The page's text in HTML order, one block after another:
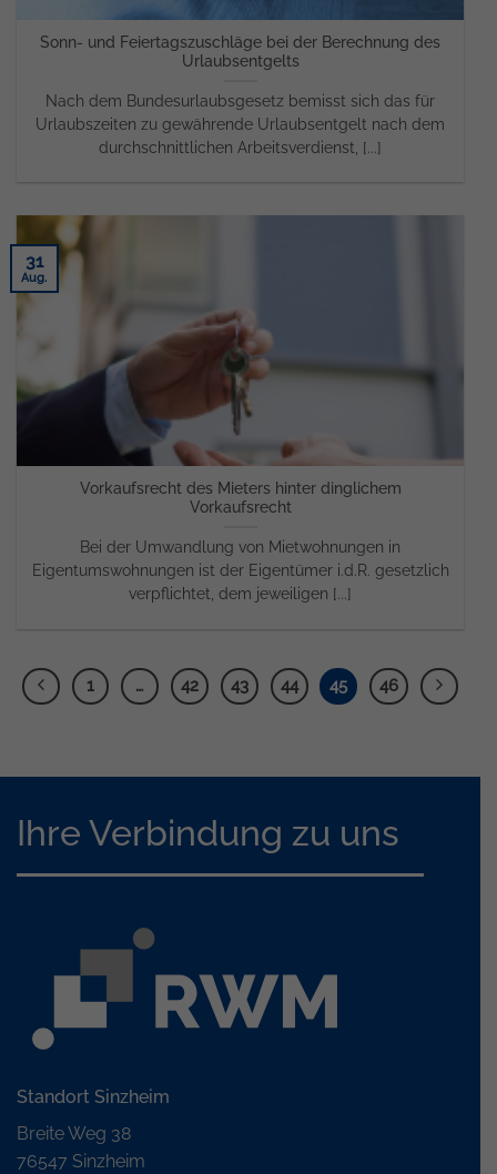
Sonn- und Feiertagszuschläge bei der Berechnung des
Urlaubsentgelts
Nach dem Bundesurlaubsgesetz bemisst sich das für
Urlaubszeiten zu gewährende Urlaubsentgelt nach dem
durchschnittlichen Arbeitsverdienst, [...]
Vorkaufsrecht des Mieters hinter dinglichem
Vorkaufsrecht
Bei der Umwandlung von Mietwohnungen in
Eigentumswohnungen ist der Eigentümer i.d.R. gesetzlich
verpflichtet, dem jeweiligen [...]
31
Aug.
1 … 42 43 44 45 46
Ihre Verbindung zu uns
Standort Sinzheim
Breite Weg 38
76547 Sinzheim